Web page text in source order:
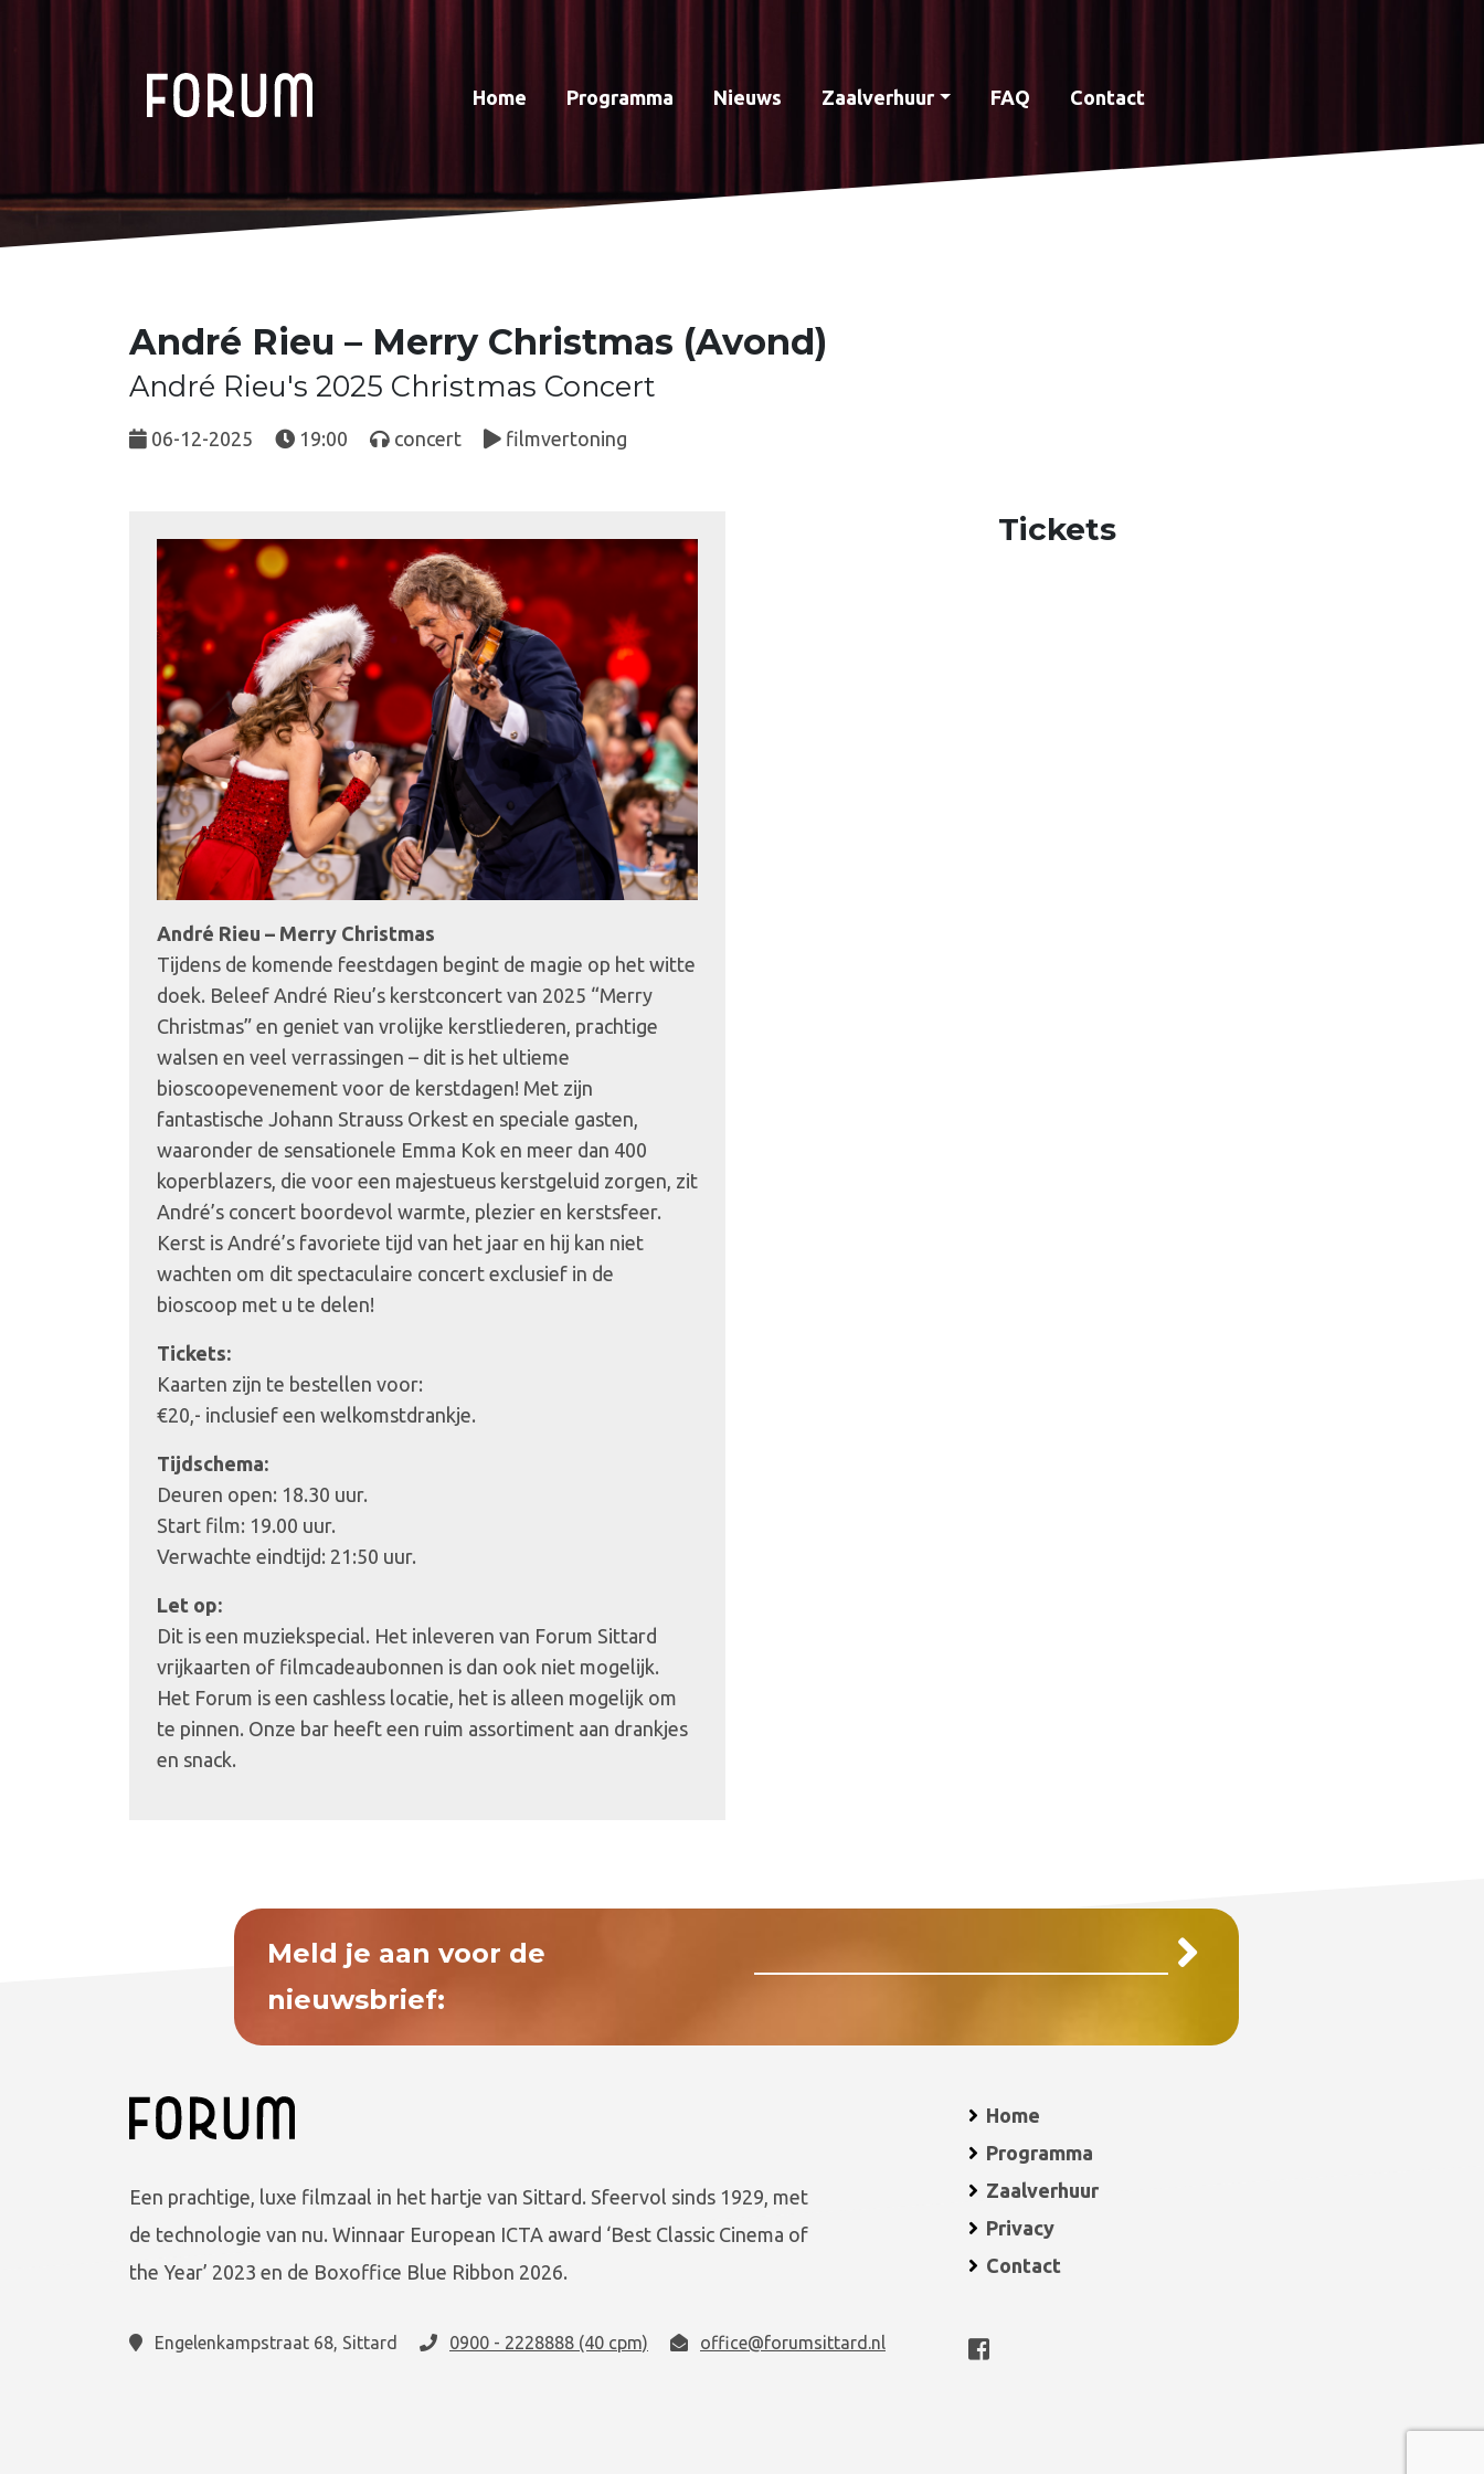
Home Programma Nieuws Zaalverhuur FAQ Contact
André Rieu – Merry Christmas (Avond)
André Rieu's 2025 Christmas Concert
06-12-2025 19:00 concert filmvertoning
André Rieu – Merry Christmas
Tijdens de komende feestdagen begint de magie op het witte
doek. Beleef André Rieu’s kerstconcert van 2025 “Merry
Christmas” en geniet van vrolijke kerstliederen, prachtige
walsen en veel verrassingen – dit is het ultieme
bioscoopevenement voor de kerstdagen! Met zijn
fantastische Johann Strauss Orkest en speciale gasten,
waaronder de sensationele Emma Kok en meer dan 400
koperblazers, die voor een majestueus kerstgeluid zorgen, zit
André’s concert boordevol warmte, plezier en kerstsfeer.
Kerst is André’s favoriete tijd van het jaar en hij kan niet
wachten om dit spectaculaire concert exclusief in de
bioscoop met u te delen!
Tickets:
Kaarten zijn te bestellen voor:
€20,- inclusief een welkomstdrankje.
Tijdschema:
Deuren open: 18.30 uur.
Start film: 19.00 uur.
Verwachte eindtijd: 21:50 uur.
Let op:
Dit is een muziekspecial. Het inleveren van Forum Sittard
vrijkaarten of filmcadeaubonnen is dan ook niet mogelijk.
Het Forum is een cashless locatie, het is alleen mogelijk om
te pinnen. Onze bar heeft een ruim assortiment aan drankjes
en snack.
Tickets
Meld je aan voor de
nieuwsbrief:
Een prachtige, luxe filmzaal in het hartje van Sittard. Sfeervol sinds 1929, met
de technologie van nu. Winnaar European ICTA award ‘Best Classic Cinema of
the Year’ 2023 en de Boxoffice Blue Ribbon 2026.
Home
Programma
Zaalverhuur
Privacy
Contact
Engelenkampstraat 68, Sittard 0900 - 2228888 (40 cpm) office@forumsittard.nl